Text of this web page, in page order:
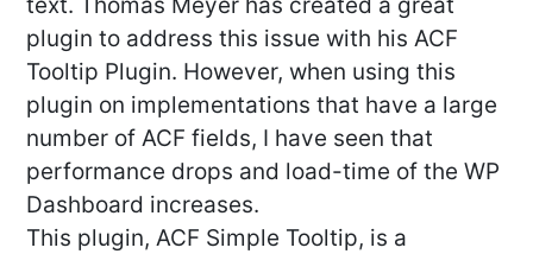
text. Thomas Meyer has created a great
plugin to address this issue with his ACF
Tooltip Plugin. However, when using this
plugin on implementations that have a large
number of ACF fields, I have seen that
performance drops and load-time of the WP
Dashboard increases.
This plugin, ACF Simple Tooltip, is a